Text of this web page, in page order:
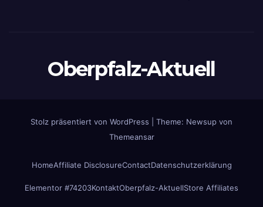
Oberpfalz-Aktuell
Stolz präsentiert von WordPress
Theme: Newsup von
Themeansar
HomeAffiliate DisclosureContactDatenschutzerklärung
Elementor #74203KontaktOberpfalz-AktuellStore Affiliates